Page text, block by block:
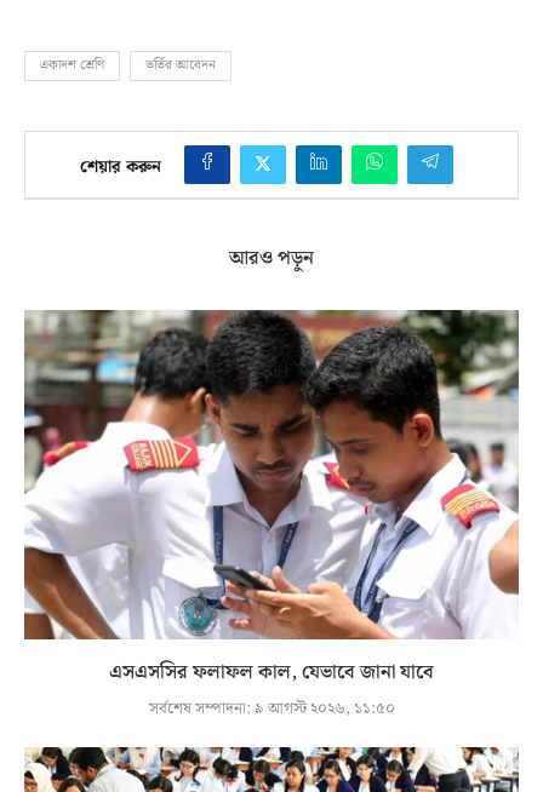
একাদশ শ্রেণি ভর্তির আবেদন
শেয়ার করুন
আরও পড়ুন
এসএসসির ফলাফল কাল, যেভাবে জানা যাবে
সর্বশেষ সম্পাদনা: ৯ আগস্ট ২০২৬, ১১:৫০